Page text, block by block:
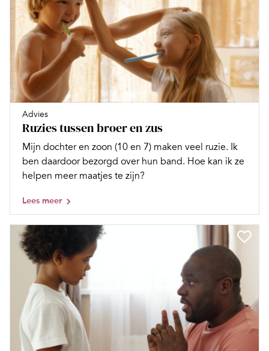
Advies
Ruzies tussen broer en zus
Mijn dochter en zoon (10 en 7) maken veel ruzie. Ik
ben daardoor bezorgd over hun band. Hoe kan ik ze
helpen meer maatjes te zijn?
Lees meer